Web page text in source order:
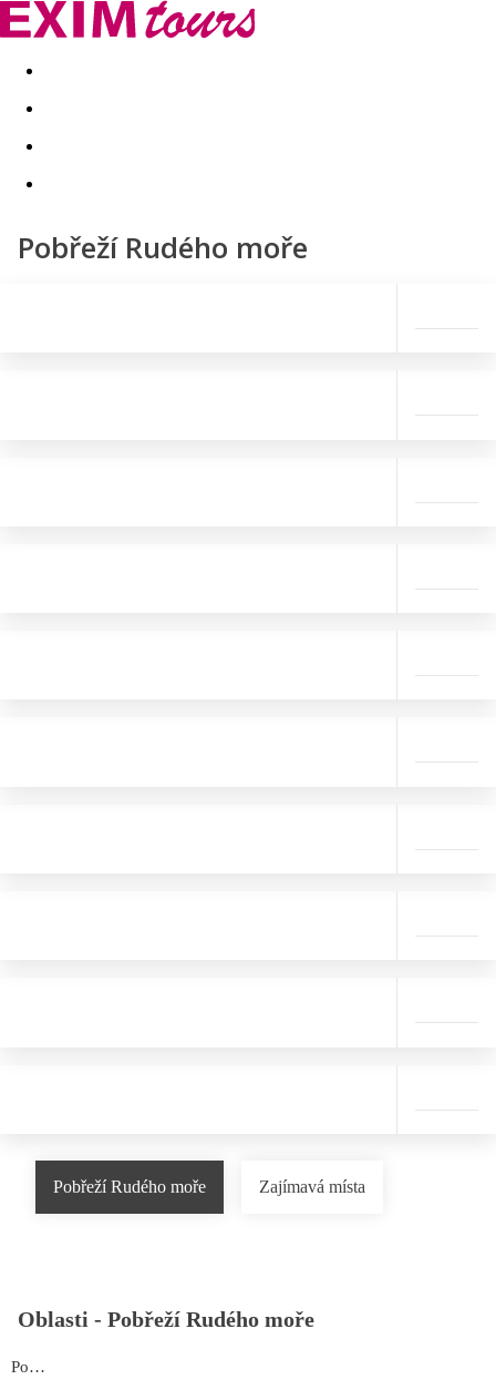
Akční nabídky Last minute
Pobřeží Rudého moře
Pobřeží Rudého moře Zajímavá místa
Oblasti - Pobřeží Rudého moře
Pobřeží Rudého moře